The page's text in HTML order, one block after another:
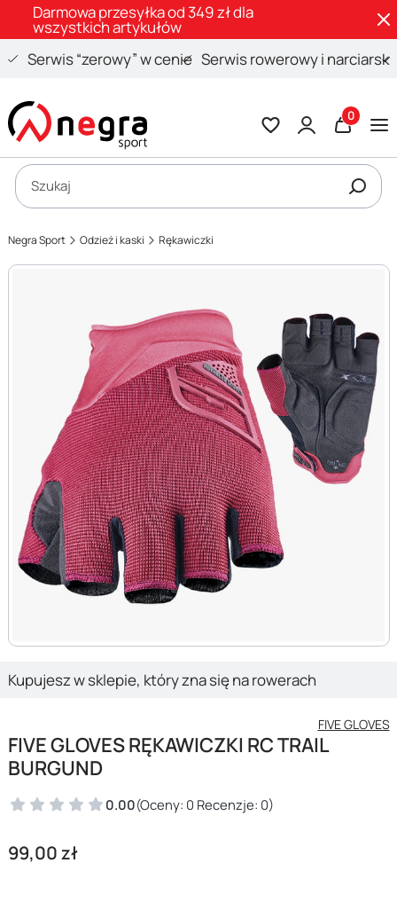
Darmowa przesyłka od 349 zł dla
wszystkich artykułów
Serwis “zerowy” w cenie Serwis rowerowy i narciarski
Otwórz wyszukiwarkę
Szukaj
Negra Sport Odzież i kaski Rękawiczki
Kupujesz w sklepie, który zna się na rowerach
FIVE GLOVES
FIVE GLOVES RĘKAWICZKI RC TRAIL
BURGUND
0.00(Oceny: 0 Recenzje: 0)
Cena
99,00 zł